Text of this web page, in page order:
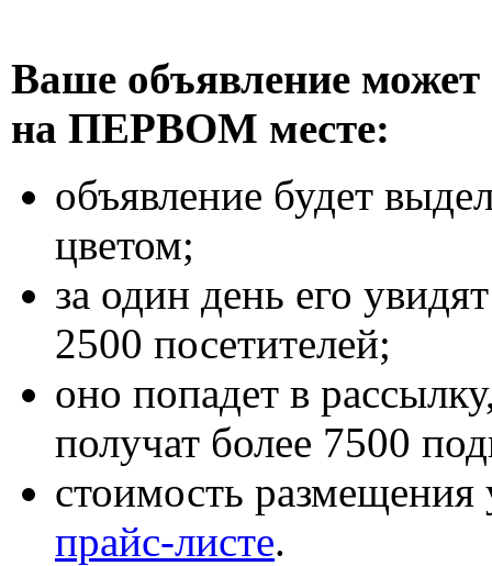
Ваше объявление может
на ПЕРВОМ месте:
объявление будет
цветом;
за один день его
2500 посетителей;
оно попадет в
получат более 7500
стоимость размещения
прайс-листе.